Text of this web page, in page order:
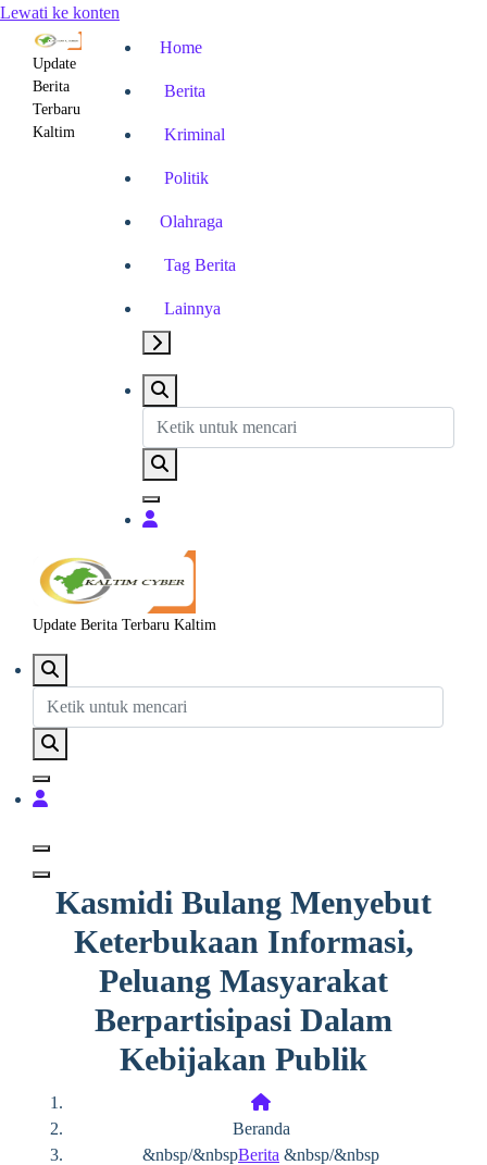
Lewati ke konten
Update
Berita
Terbaru
Kaltim
Home
Berita
Kriminal
Politik
Olahraga
Tag Berita
Lainnya
Update Berita Terbaru Kaltim
Kasmidi Bulang Menyebut
Keterbukaan Informasi,
Peluang Masyarakat
Berpartisipasi Dalam
Kebijakan Publik
Beranda
&nbsp/&nbspBerita &nbsp/&nbsp